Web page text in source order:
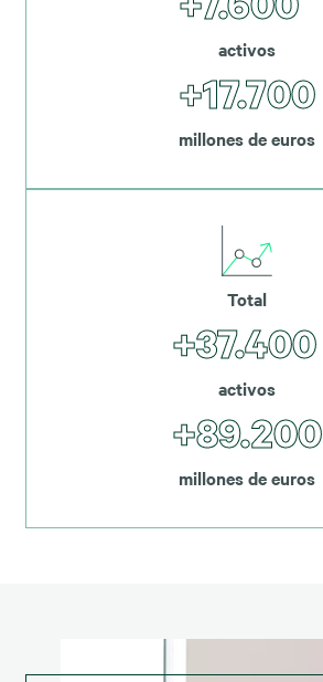
activos
+17.700
millones de euros
Total
+37.400
activos
+89.200
millones de euros